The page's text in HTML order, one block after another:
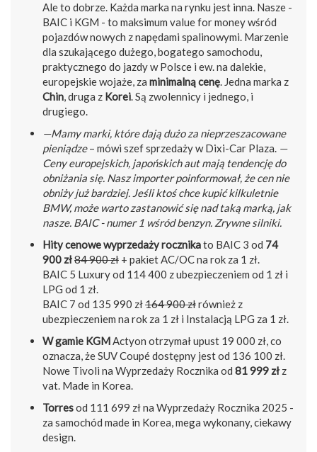
Ale to dobrze. Każda marka na rynku jest inna. Nasze -
BAIC i KGM - to maksimum value for money wśród
pojazdów nowych z napędami spalinowymi. Marzenie
dla szukającego dużego, bogatego samochodu,
praktycznego do jazdy w Polsce i ew. na dalekie,
europejskie wojaże, za minimalną cenę. Jedna marka z
Chin, druga z Korei. Są zwolennicy i jednego, i
drugiego.
—Mamy marki, które dają dużo za nieprzeszacowane
pieniądze– mówi szef sprzedaży w Dixi-Car Plaza. —
Ceny europejskich, japońskich aut mają tendencję do
obniżania się. Nasz importer poinformował, że cen nie
obniży już bardziej. Jeśli ktoś chce kupić kilkuletnie
BMW, może warto zastanowić się nad taką marką, jak
nasze. BAIC - numer 1 wśród benzyn. Zrywne silniki.
Hity cenowe wyprzedaży rocznikato BAIC 3 od 74
900 zł84 900 zł + pakiet AC/OC na rok za 1 zł.
BAIC 5 Luxury od 114 400 z ubezpieczeniem od 1 zł i
LPG od 1 zł.
BAIC 7 od 135 990 zł164 900 złrównież z
ubezpieczeniem na rok za 1 zł i Instalacją LPG za 1 zł.
W gamie KGMActyon otrzymał upust 19 000 zł, co
oznacza, że SUV Coupé dostępny jest od 136 100 zł.
Nowe Tivoli na Wyprzedaży Rocznika od 81 999 zł z
vat. Made in Korea.
Torresod 111 699 zł na Wyprzedaży Rocznika 2025 -
za samochód made in Korea, mega wykonany, ciekawy
design.